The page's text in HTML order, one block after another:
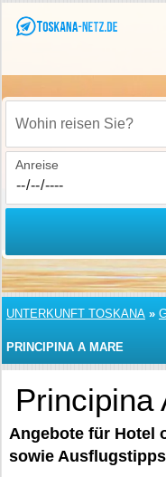
Wohin reisen Sie?
Anreise
UNTERKUNFT TOSKANA »
PRINCIPINA A MARE
Principina
Angebote für Hotel
sowie